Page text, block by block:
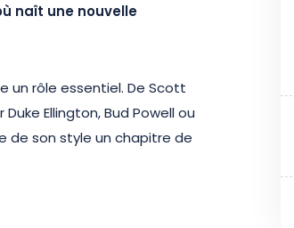
naît une nouvelle
un rôle essentiel. De Scott
Ellington, Bud Powell ou
de son style un chapitre de